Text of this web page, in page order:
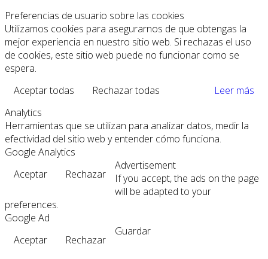
Preferencias de usuario sobre las cookies
Utilizamos cookies para asegurarnos de que obtengas la
mejor experiencia en nuestro sitio web. Si rechazas el uso
de cookies, este sitio web puede no funcionar como se
espera.
Aceptar todas
Rechazar todas
Leer más
Analytics
Herramientas que se utilizan para analizar datos, medir la
efectividad del sitio web y entender cómo funciona.
Google Analytics
Aceptar
Rechazar
Advertisement
If you accept, the ads on the page
will be adapted to your
preferences.
Google Ad
Aceptar
Rechazar
Guardar